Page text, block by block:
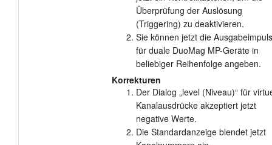
Überprüfung der Auslösung
(Triggering) zu deaktivieren.
Sie können jetzt die
für duale DuoMag MP-Geräte in
beliebiger Reihenfolge angeben.
Korrekturen
Der Dialog „level (Niveau)“ für
Kanalausdrücke akzeptiert jetzt
negative Werte.
Die Standardanzeige blendet jetzt